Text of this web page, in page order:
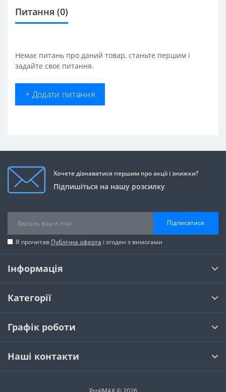
Питання (0)
Немає питань про даний товар, станьте першим і
задайте своє питання.
+ Додати питання
Хочете дізнаватися першим про акції і знижки?
Підпишіться на нашу розсилку
Підписатися
Я прочитав Публічна оферта і згоден з вимогами
Інформація
Категорії
Графік роботи
Наші контакти